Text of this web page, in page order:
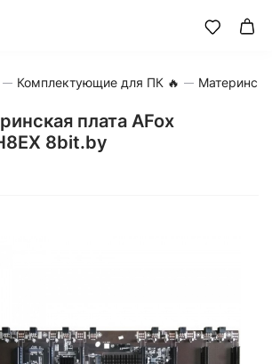
Комплектующие для ПК 🔥
плата AFox
8bit.by